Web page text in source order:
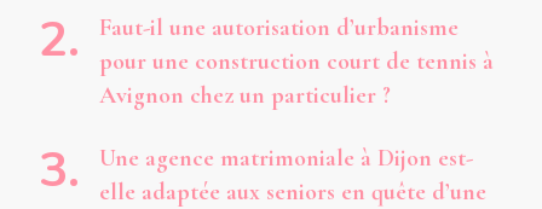
Faut-il une autorisation d’urbanisme
pour une construction court de tennis à
Avignon chez un particulier ?
Une agence matrimoniale à Dijon est-
elle adaptée aux seniors en quête d’une